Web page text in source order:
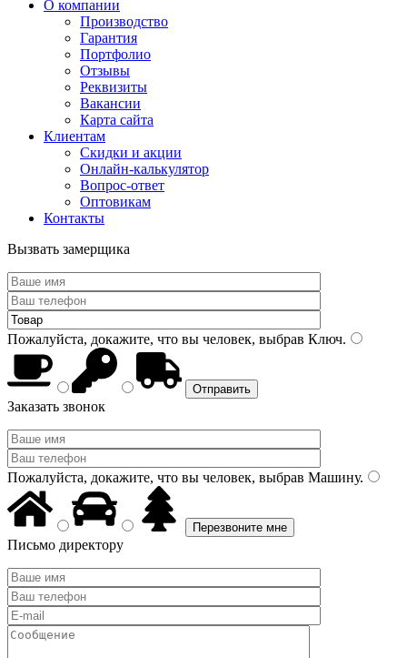
О компании
Производство
Гарантия
Портфолио
Отзывы
Реквизиты
Вакансии
Карта сайта
Клиентам
Скидки и акции
Онлайн-калькулятор
Вопрос-ответ
Оптовикам
Контакты
Вызвать замерщика
Пожалуйста, докажите, что вы человек, выбрав Ключ.
Заказать звонок
Пожалуйста, докажите, что вы человек, выбрав Машину.
Письмо директору